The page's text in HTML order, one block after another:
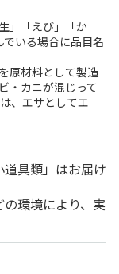
」「えび」「か
いる場合に品目名
原材料として製造
・カニが混じって
、エサとしてエ
具類」はお届け
環境により、実